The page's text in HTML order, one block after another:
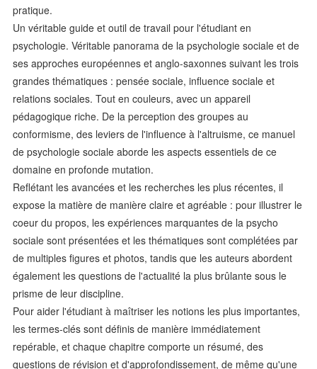
pratique.
Un véritable guide et outil de travail pour l'étudiant en
psychologie. Véritable panorama de la psychologie sociale et de
ses approches européennes et anglo-saxonnes suivant les trois
grandes thématiques : pensée sociale, influence sociale et
relations sociales. Tout en couleurs, avec un appareil
pédagogique riche. De la perception des groupes au
conformisme, des leviers de l'influence à l'altruisme, ce manuel
de psychologie sociale aborde les aspects essentiels de ce
domaine en profonde mutation.
Reflétant les avancées et les recherches les plus récentes, il
expose la matière de manière claire et agréable : pour illustrer le
coeur du propos, les expériences marquantes de la psycho
sociale sont présentées et les thématiques sont complétées par
de multiples figures et photos, tandis que les auteurs abordent
également les questions de l'actualité la plus brûlante sous le
prisme de leur discipline.
Pour aider l'étudiant à maîtriser les notions les plus importantes,
les termes-clés sont définis de manière immédiatement
repérable, et chaque chapitre comporte un résumé, des
questions de révision et d'approfondissement, de même qu'une